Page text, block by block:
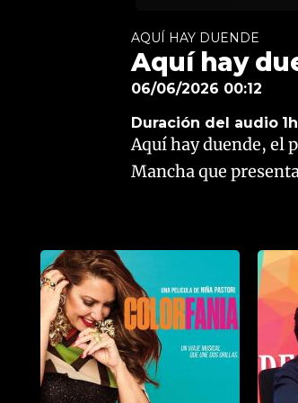
AQUÍ HAY DUENDE
Aquí hay
06/06/2026 00:12
Duración del audio
Aquí hay duende, el
Mancha que